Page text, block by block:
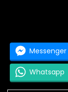
Messenger
Whatsapp